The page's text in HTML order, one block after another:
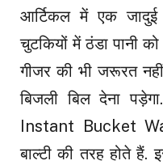
आर्टिकल में एक जादुई
चुटकियों में ठंडा पानी
गीजर की भी जरूरत
बिजली बिल देना
Instant Bucket
बाल्टी की तरह होते हैं.